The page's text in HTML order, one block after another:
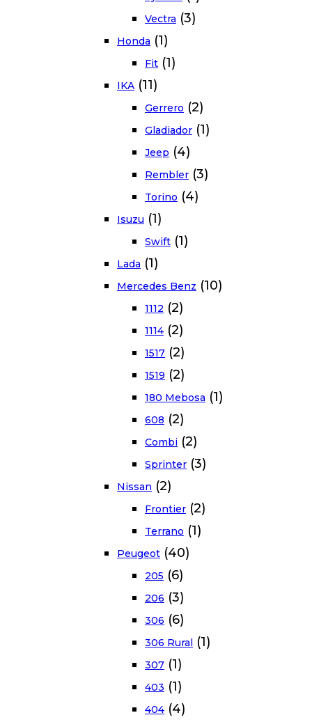
Vectra (3)
Honda (1)
Fit (1)
IKA (11)
Gerrero (2)
Gladiador (1)
Jeep (4)
Rembler (3)
Torino (4)
Isuzu (1)
Swift (1)
Lada (1)
Mercedes Benz (10)
1112 (2)
1114 (2)
1517 (2)
1519 (2)
180 Mebosa (1)
608 (2)
Combi (2)
Sprinter (3)
Nissan (2)
Frontier (2)
Terrano (1)
Peugeot (40)
205 (6)
206 (3)
306 (6)
306 Rural (1)
307 (1)
403 (1)
404 (4)